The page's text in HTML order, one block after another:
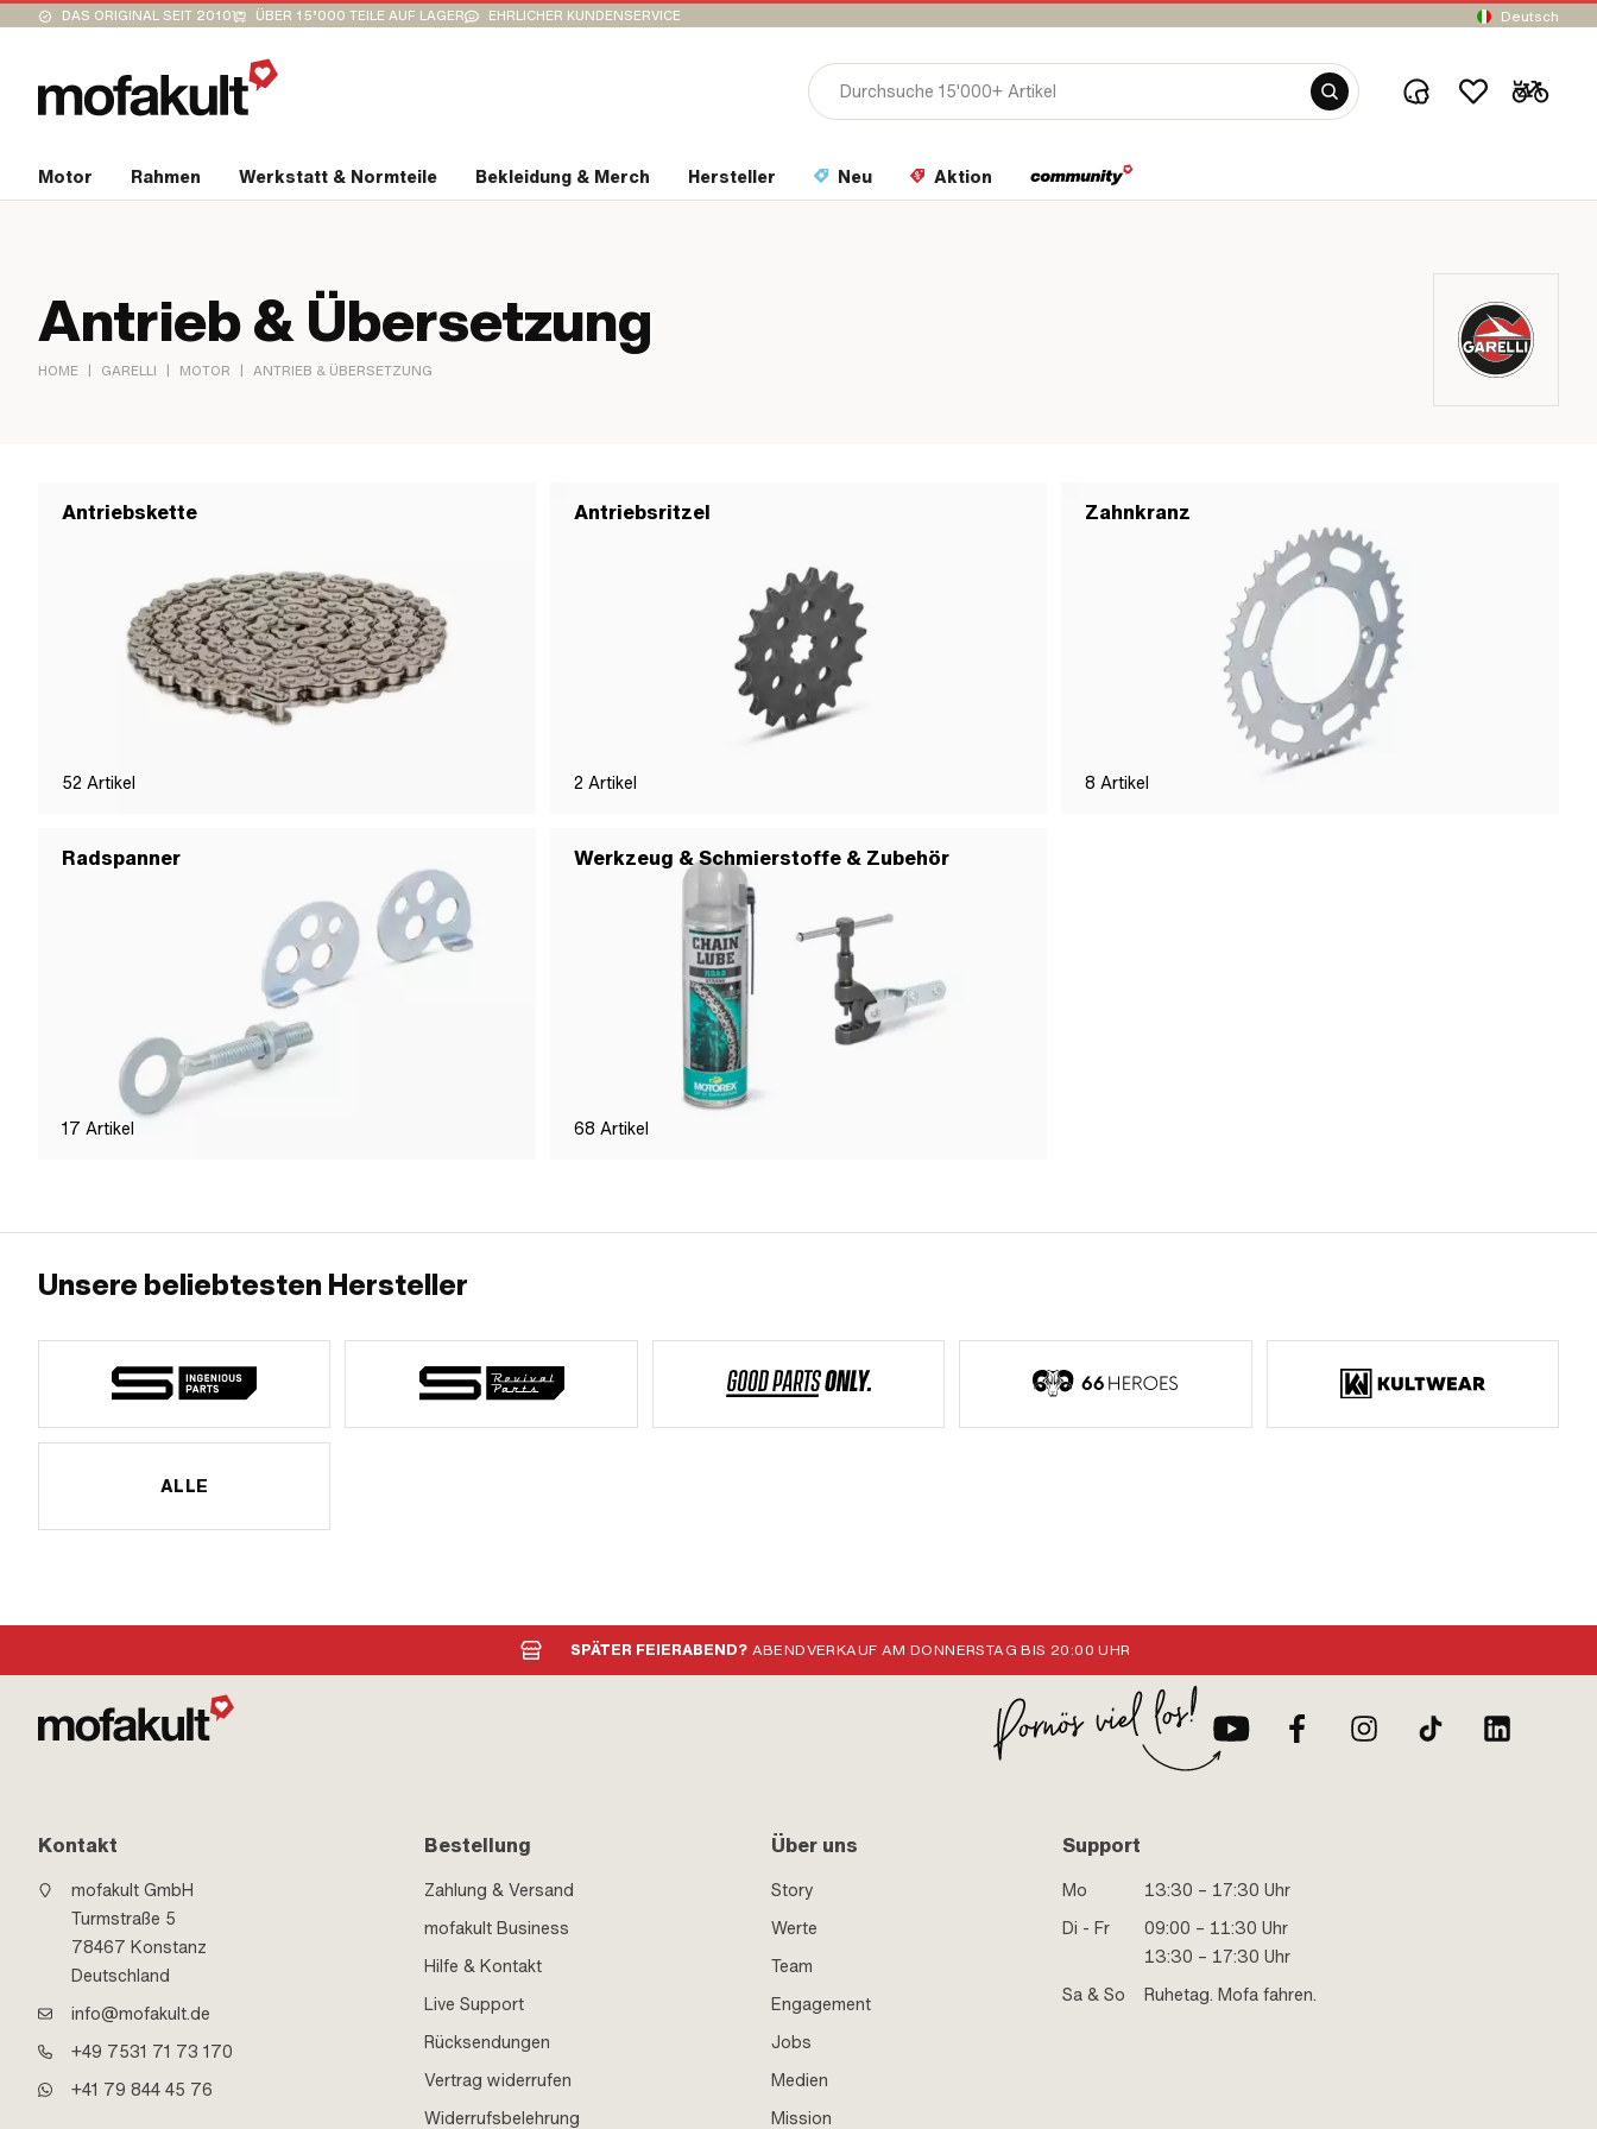
DAS ORIGINAL SEIT 2010 ÜBER 15’000 TEILE AUF LAGER EHRLICHER KUNDENSERVICE Deutsch
Motor Rahmen Werkstatt & Normteile Bekleidung & Merch Hersteller Neu Aktion
Antrieb & Übersetzung
HOME | GARELLI | MOTOR | ANTRIEB & ÜBERSETZUNG
Antriebskette
52 Artikel
Antriebsritzel
2 Artikel
Zahnkranz
8 Artikel
Radspanner
17 Artikel
Werkzeug & Schmierstoffe & Zubehör
68 Artikel
Unsere beliebtesten Hersteller
ALLE
SPÄTER FEIERABEND? ABENDVERKAUF AM DONNERSTAG BIS 20:00 UHR
Kontakt
mofakult GmbH
Turmstraße 5
78467 Konstanz
Deutschland
info@mofakult.de
+49 7531 71 73 170
+41 79 844 45 76
Bestellung
Zahlung & Versand
mofakult Business
Hilfe & Kontakt
Live Support
Rücksendungen
Vertrag widerrufen
Widerrufsbelehrung
Über uns
Story
Werte
Team
Engagement
Jobs
Medien
Mission
Support
Mo
13:30 – 17:30 Uhr
Di - Fr
09:00 – 11:30 Uhr
13:30 – 17:30 Uhr
Sa & So
Ruhetag. Mofa fahren.